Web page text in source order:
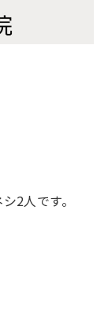
2人です。